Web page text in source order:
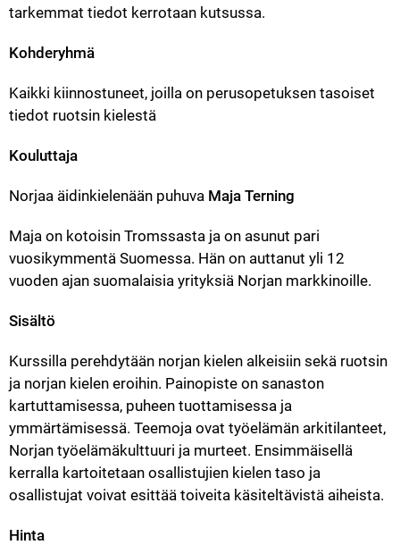
tarkemmat tiedot kerrotaan kutsussa.
Kohderyhmä
Kaikki kiinnostuneet, joilla on perusopetuksen tasoiset
tiedot ruotsin kielestä
Kouluttaja
Norjaa äidinkielenään puhuva Maja Terning
Maja on kotoisin Tromssasta ja on asunut pari
vuosikymmentä Suomessa. Hän on auttanut yli 12
vuoden ajan suomalaisia yrityksiä Norjan markkinoille.
Sisältö
Kurssilla perehdytään norjan kielen alkeisiin sekä ruotsin
ja norjan kielen eroihin. Painopiste on sanaston
kartuttamisessa, puheen tuottamisessa ja
ymmärtämisessä. Teemoja ovat työelämän arkitilanteet,
Norjan työelämäkulttuuri ja murteet. Ensimmäisellä
kerralla kartoitetaan osallistujien kielen taso ja
osallistujat voivat esittää toiveita käsiteltävistä aiheista.
Hinta